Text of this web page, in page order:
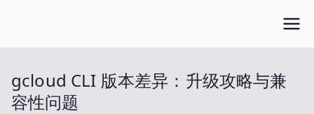
gcloud CLI 版本差异：升级攻略与兼
容性问题